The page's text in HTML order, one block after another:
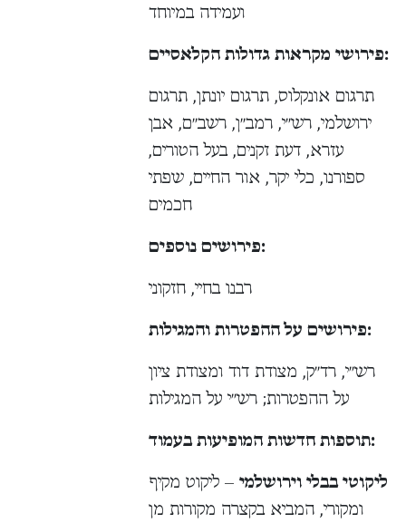
ועמידה במיוחד
פירושי מקראות גדולות הקלאסיים:
תרגום אונקלוס, תרגום יונתן, תרגום
ירושלמי, רש״י, רמב״ן, רשב״ם, אבן
עזרא, דעת זקנים, בעל הטורים,
ספורנו, כלי יקר, אור החיים, שפתי
חכמים
פירושים נוספים:
רבנו בחיי, חזקוני
פירושים על ההפטרות והמגילות:
רש״י, רד״ק, מצודת דוד ומצודת ציון
על ההפטרות; רש״י על המגילות
תוספות חדשות המופיעות בעמוד:
ליקוטי בבלי וירושלמי– ליקוט מקיף
ומקורי, המביא בקצרה מקורות מן